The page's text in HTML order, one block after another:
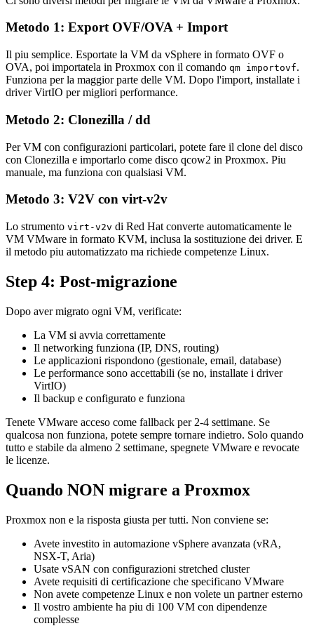
Metodo 1: Export OVF/OVA + Import
Il piu semplice. Esportate la VM da vSphere in formato OVF o
OVA, poi importatela in Proxmox con il comando qm importovf.
Funziona per la maggior parte delle VM. Dopo l'import, installate i
driver VirtIO per migliori performance.
Metodo 2: Clonezilla / dd
Per VM con configurazioni particolari, potete fare il clone del disco
con Clonezilla e importarlo come disco qcow2 in Proxmox. Piu
manuale, ma funziona con qualsiasi VM.
Metodo 3: V2V con virt-v2v
Lo strumento virt-v2v di Red Hat converte automaticamente le
VM VMware in formato KVM, inclusa la sostituzione dei driver. E
il metodo piu automatizzato ma richiede competenze Linux.
Step 4: Post-migrazione
Dopo aver migrato ogni VM, verificate:
La VM si avvia correttamente
Il networking funziona (IP, DNS, routing)
Le applicazioni rispondono (gestionale, email, database)
Le performance sono accettabili (se no, installate i driver
VirtIO)
Il backup e configurato e funziona
Tenete VMware acceso come fallback per 2-4 settimane. Se
qualcosa non funziona, potete sempre tornare indietro. Solo quando
tutto e stabile da almeno 2 settimane, spegnete VMware e revocate
le licenze.
Quando NON migrare a Proxmox
Proxmox non e la risposta giusta per tutti. Non conviene se:
Avete investito in automazione vSphere avanzata (vRA,
NSX-T, Aria)
Usate vSAN con configurazioni stretched cluster
Avete requisiti di certificazione che specificano VMware
Non avete competenze Linux e non volete un partner esterno
Il vostro ambiente ha piu di 100 VM con dipendenze
complesse